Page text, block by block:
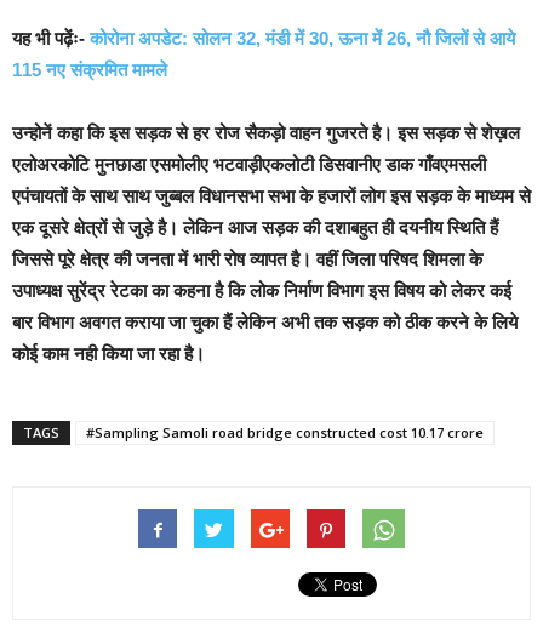
यह भी पढ़ेंः-कोरोना अपडेट: सोलन 32, मंडी में 30, ऊना में 26, नौ जिलों से आये
115 नए संक्रमित मामले
उन्होनें कहा कि इस सड़क से हर रोज सैकड़ो वाहन गुजरते है। इस सड़क से शेख़ल
एलोअरकोटि मुनछाडा एसमोलीए भटवाड़ीएकलोटी डिसवानीए डाक गाँवएमसली
एपंचायतों के साथ साथ जुब्बल विधानसभा सभा के हजारों लोग इस सड़क के माध्यम से
एक दूसरे क्षेत्रों से जुड़े है। लेकिन आज सड़क की दशाबहुत ही दयनीय स्थिति हैं
जिससे पूरे क्षेत्र की जनता में भारी रोष व्यापत है।वहीं जिला परिषद शिमला के
उपाध्यक्ष सुरेंद्र रेटका का कहना है कि लोक निर्माण विभाग इस विषय को लेकर कई
बार विभाग अवगत कराया जा चुका हैं लेकिन अभी तक सड़क को ठीक करने के लिये
कोई काम नही किया जा रहा है।
TAGS #Sampling Samoli road bridge constructed cost 10.17 crore